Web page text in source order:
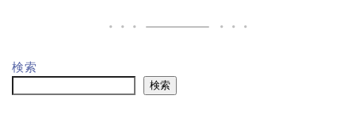
検索
検索